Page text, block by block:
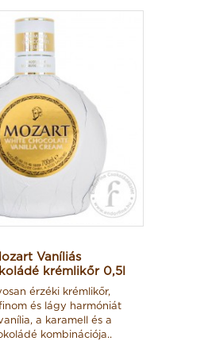
Vaníliás
krémlikőr 0,5l
érzéki krémlikőr,
és lágy harmóniát
a karamell és a
kombinációja..